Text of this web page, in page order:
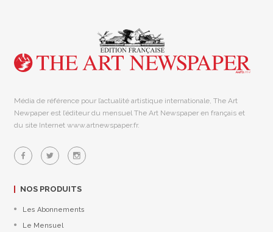
Média de référence pour l’actualité artistique internationale, The Art
Newpaper est l’éditeur du mensuel The Art Newspaper en français et
du site Internet www.artnewspaper.fr.
NOS PRODUITS
Les Abonnements
Le Mensuel